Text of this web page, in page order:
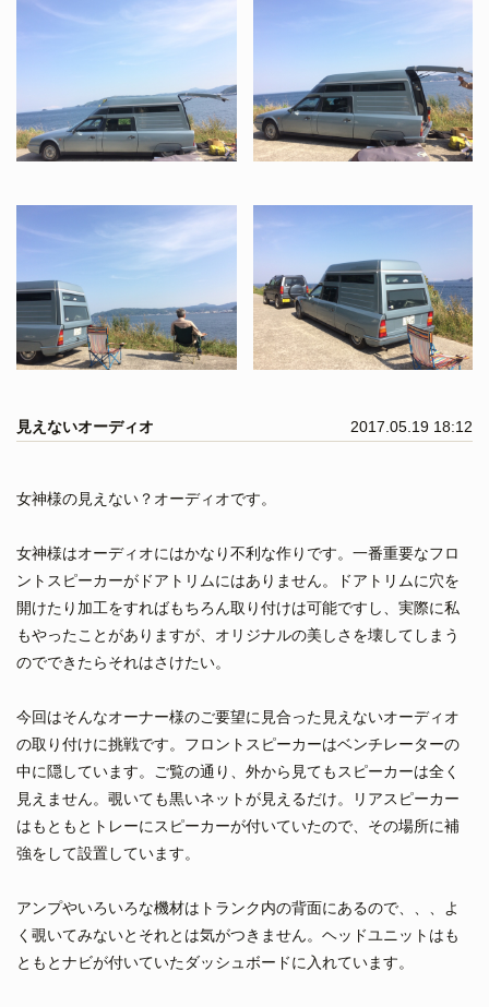
見えないオーディオ 2017.05.19 18:12
女神様の見えない？オーディオです。
女神様はオーディオにはかなり不利な作りです。一番重要なフロ
ントスピーカーがドアトリムにはありません。ドアトリムに穴を
開けたり加工をすればもちろん取り付けは可能ですし、実際に私
もやったことがありますが、オリジナルの美しさを壊してしまう
のでできたらそれはさけたい。
今回はそんなオーナー様のご要望に見合った見えないオーディオ
の取り付けに挑戦です。フロントスピーカーはベンチレーターの
中に隠しています。ご覧の通り、外から見てもスピーカーは全く
見えません。覗いても黒いネットが見えるだけ。リアスピーカー
はもともとトレーにスピーカーが付いていたので、その場所に補
強をして設置しています。
アンプやいろいろな機材はトランク内の背面にあるので、、、よ
く覗いてみないとそれとは気がつきません。ヘッドユニットはも
ともとナビが付いていたダッシュボードに入れています。